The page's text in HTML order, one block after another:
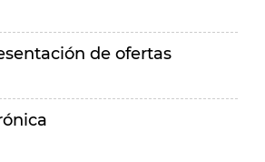
de ofertas